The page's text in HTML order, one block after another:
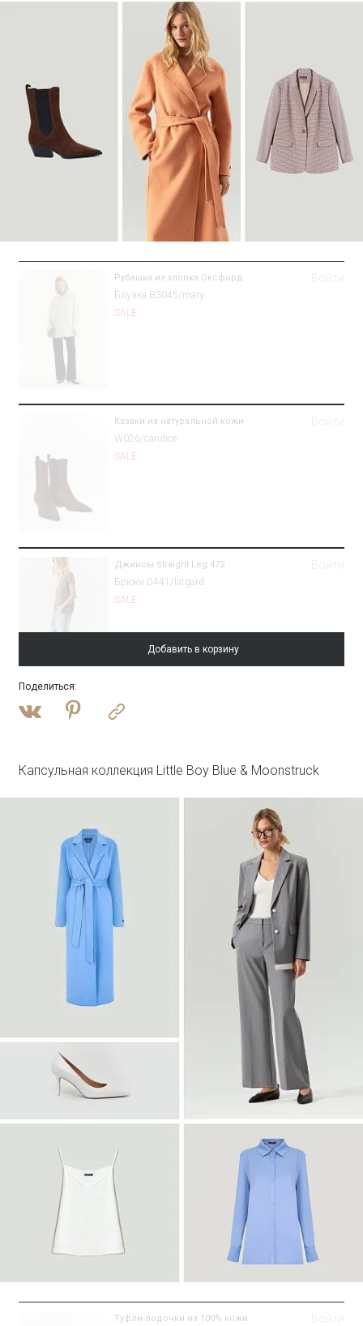
Рубашка из хлопка Оксфорд
Блузка B3045/mary
SALE
Войти
Казаки из натуральной кожи
W026/candice
SALE
Войти
Джинсы Straight Leg 472
Брюки D441/latgard
SALE
Войти
Однобортный жакет с замшевой вставкой
Пальто-халат из шерсти
R117/pesche
SALE
Платье-рубашка макси с принтом
Добавить в корзину
Поделиться:
Капсульная коллекция Little Boy Blue & Moonstruck
Туфли-лодочки из 100% кожи Войти